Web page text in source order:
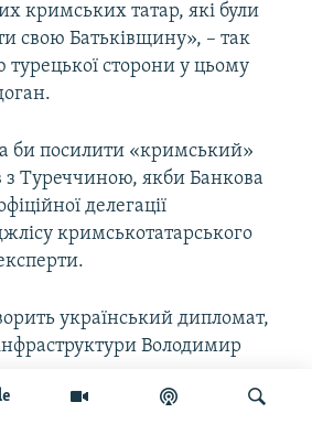
кримських татар, які були
свою Батьківщину», – так
сторони у цьому
би посилити «кримський»
з Туреччиною, якби Банкова
делегації
кримськотатарського
український дипломат,
Володимир